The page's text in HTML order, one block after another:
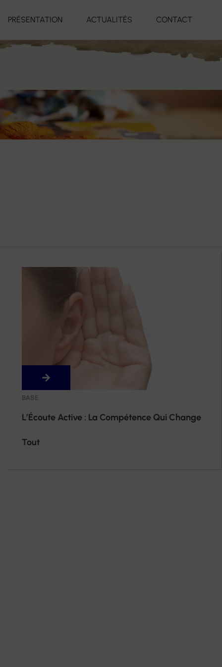
PRÉSENTATION ACTUALITÉS CONTACT
BASE
L’Écoute Active : La Compétence Qui Change
Tout